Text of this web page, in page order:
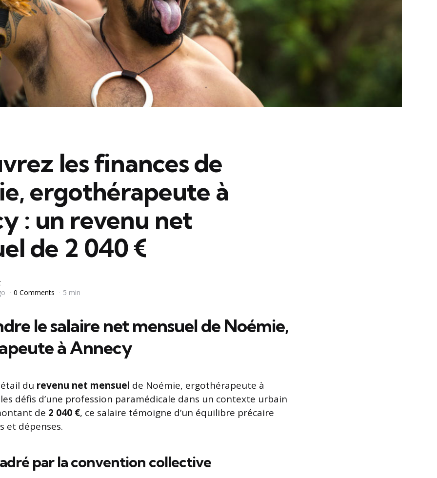
les finances de
ergothérapeute à
: un revenu net
de 2 040 €
0 Comments 5 min
le salaire net mensuel de Noémie,
à Annecy
du revenu net mensuel de Noémie, ergothérapeute à
défis d’une profession paramédicale dans un contexte urbain
de 2 040 €, ce salaire témoigne d’un équilibre précaire
et dépenses.
par la convention collective